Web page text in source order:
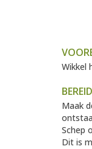
Wikkel
Maak
Schep
Dit is